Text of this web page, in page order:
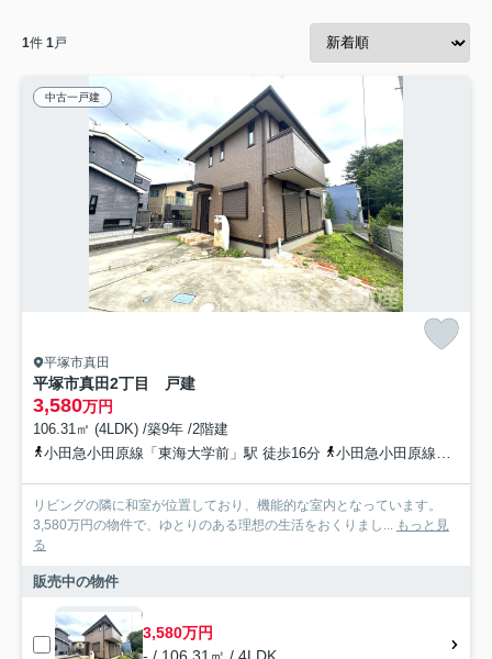
1件 1戸
中古一戸建
平塚市真田
平塚市真田2丁目 戸建
3,580万円
106.31㎡ (4LDK) /築9年 /2階建
小田急小田原線「東海大学前」駅 徒歩16分
小田急小田原線「鶴巻温泉」駅 徒歩24分
リビングの隣に和室が位置しており、機能的な室内となっています。
3,580万円の物件で、ゆとりのある理想の生活をおくりまし... もっと見
る
販売中の物件
3,580万円